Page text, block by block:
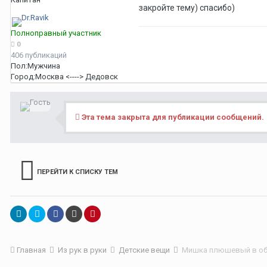
Полноправный участник
0
406 публикаций
Пол:Мужчина
Город:Москва <----> Дедовск
закройте тему) спасибо)
Эта тема закрыта для публикации сообщений.
ПЕРЕЙТИ К СПИСКУ ТЕМ
Главная Из рук в руки Детские вещи Мишка плюшевый в